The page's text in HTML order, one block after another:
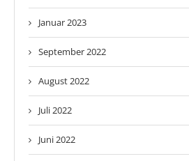
Januar 2023
September 2022
August 2022
Juli 2022
Juni 2022